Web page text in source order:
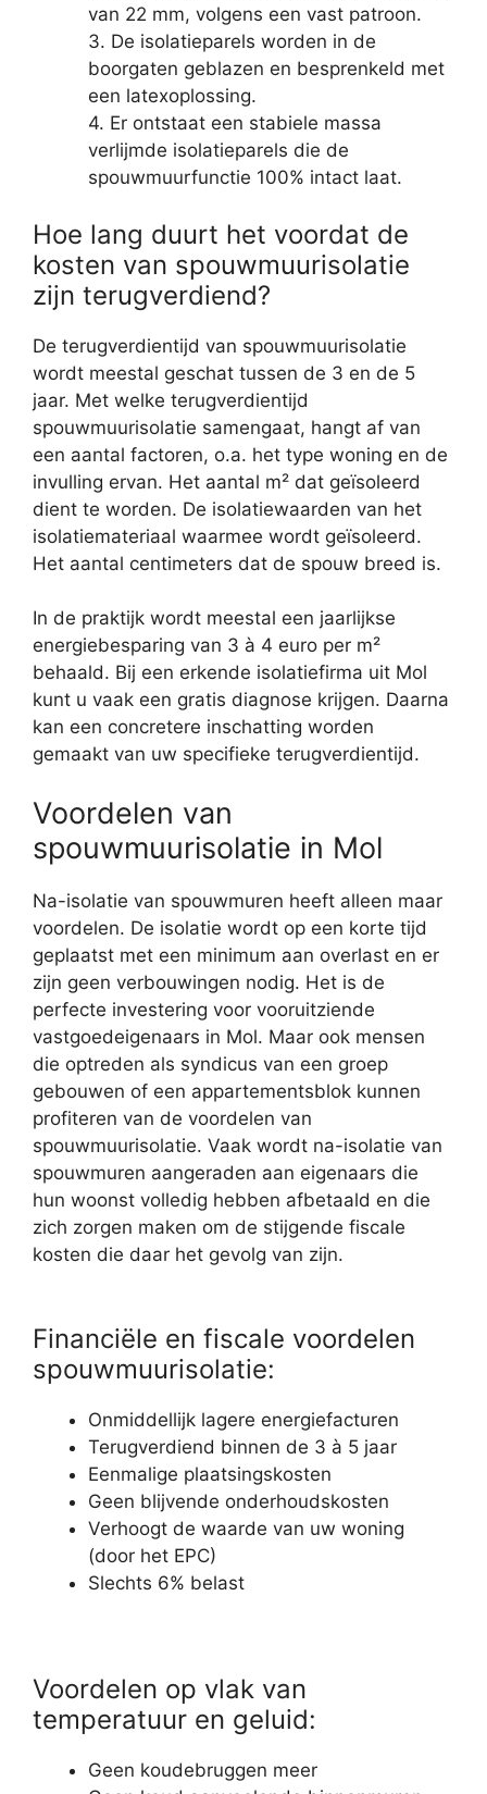
van 22 mm, volgens een vast patroon.
3. De isolatieparels worden in de
boorgaten geblazen en besprenkeld met
een latexoplossing.
4. Er ontstaat een stabiele massa
verlijmde isolatieparels die de
spouwmuurfunctie 100% intact laat.
Hoe lang duurt het voordat de
kosten van spouwmuurisolatie
zijn terugverdiend?
De terugverdientijd van spouwmuurisolatie
wordt meestal geschat tussen de 3 en de 5
jaar. Met welke terugverdientijd
spouwmuurisolatie samengaat, hangt af van
een aantal factoren, o.a. het type woning en de
invulling ervan. Het aantal m² dat geïsoleerd
dient te worden. De isolatiewaarden van het
isolatiemateriaal waarmee wordt geïsoleerd.
Het aantal centimeters dat de spouw breed is.
In de praktijk wordt meestal een jaarlijkse
energiebesparing van 3 à 4 euro per m²
behaald. Bij een erkende isolatiefirma uit Mol
kunt u vaak een gratis diagnose krijgen. Daarna
kan een concretere inschatting worden
gemaakt van uw specifieke terugverdientijd.
Voordelen van
spouwmuurisolatie in Mol
Na-isolatie van spouwmuren heeft alleen maar
voordelen. De isolatie wordt op een korte tijd
geplaatst met een minimum aan overlast en er
zijn geen verbouwingen nodig. Het is de
perfecte investering voor vooruitziende
vastgoedeigenaars in Mol. Maar ook mensen
die optreden als syndicus van een groep
gebouwen of een appartementsblok kunnen
profiteren van de voordelen van
spouwmuurisolatie. Vaak wordt na-isolatie van
spouwmuren aangeraden aan eigenaars die
hun woonst volledig hebben afbetaald en die
zich zorgen maken om de stijgende fiscale
kosten die daar het gevolg van zijn.
Financiële en fiscale voordelen
spouwmuurisolatie:
Onmiddellijk lagere energiefacturen
Terugverdiend binnen de 3 à 5 jaar
Eenmalige plaatsingskosten
Geen blijvende onderhoudskosten
Verhoogt de waarde van uw woning
(door het EPC)
Slechts 6% belast
Voordelen op vlak van
temperatuur en geluid:
Geen koudebruggen meer